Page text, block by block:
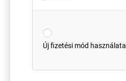
Új fizetési mód használata